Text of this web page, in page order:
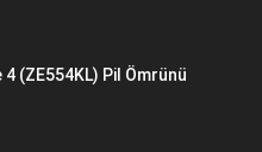
(ZE554KL) Pil Ömrünü